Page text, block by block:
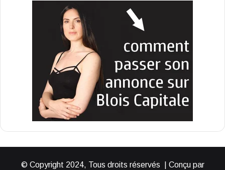
© Copyright 2024, Tous droits réservés | Conçu par